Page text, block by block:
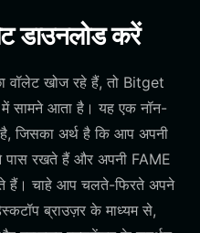
डाउनलोड करें
वॉलेट खोज रहे हैं, तो Bitget
सामने आता है। यह एक नॉन-
है, जिसका अर्थ है कि आप अपनी
रखते हैं और अपनी FAME
हैं। चाहे आप चलते-फिरते अपने
ब्राउज़र के माध्यम से,